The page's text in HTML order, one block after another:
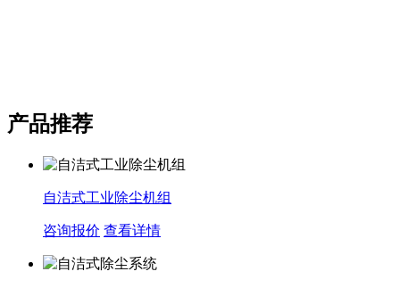
产品推荐
自洁式工业除尘机组
咨询报价 查看详情